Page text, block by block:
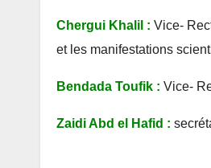
Chergui Khalil : Vice-
et les manifestations
Bendada Toufik : Vice-
Zaidi Abd el Hafid :